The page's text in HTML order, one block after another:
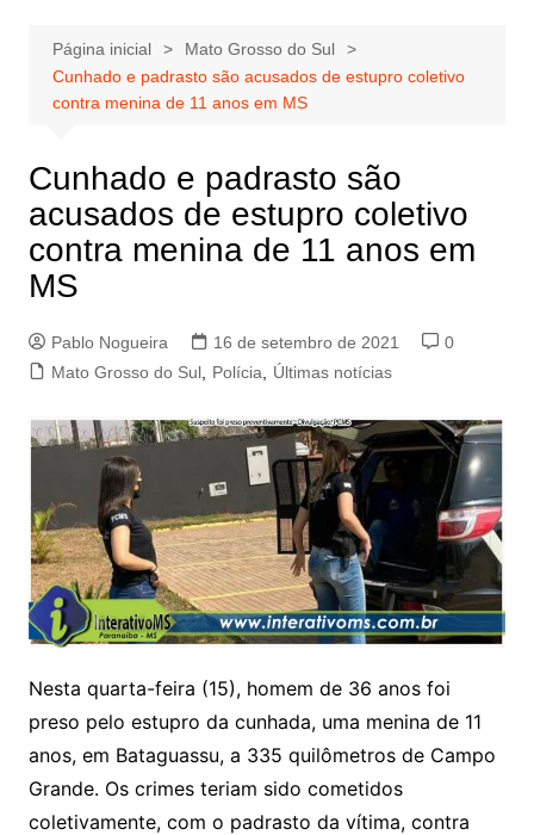
Página inicial
Mato Grosso do Sul
Cunhado e padrasto são acusados de estupro coletivo
contra menina de 11 anos em MS
Cunhado e padrasto são
acusados de estupro coletivo
contra menina de 11 anos em
MS
Pablo Nogueira 16 de setembro de 2021
0
Mato Grosso do Sul, Polícia Últimas notícias
Nesta quarta-feira (15), homem de 36 anos foi
preso pelo estupro da cunhada, uma menina de 11
anos, em Bataguassu, a 335 quilômetros de Campo
Grande. Os crimes teriam sido cometidos
coletivamente, com o padrasto da vítima, contra